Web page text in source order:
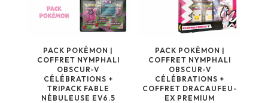
PACK POKÉMON |
COFFRET NYMPHALI
OBSCUR-V
CÉLÉBRATIONS +
TRIPACK FABLE
NÉBULEUSE EV6.5
PACK POKÉMON |
COFFRET NYMPHALI
OBSCUR-V
CÉLÉBRATIONS +
COFFRET DRACAUFEU-
EX PREMIUM